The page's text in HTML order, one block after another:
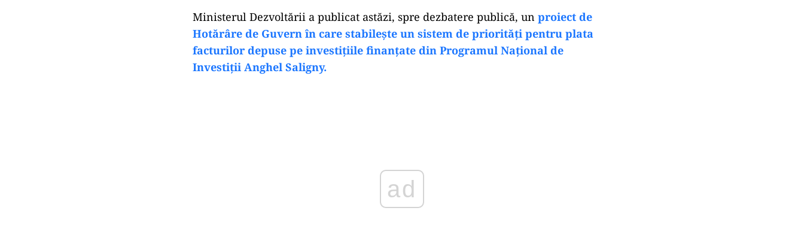
Ministerul Dezvoltării a publicat astăzi, spre dezbatere publică, un proiect de
Hotărâre de Guvern în care stabilește un sistem de priorități pentru plata
facturilor depuse pe investițiile finanțate din Programul Național de
Investiții Anghel Saligny.